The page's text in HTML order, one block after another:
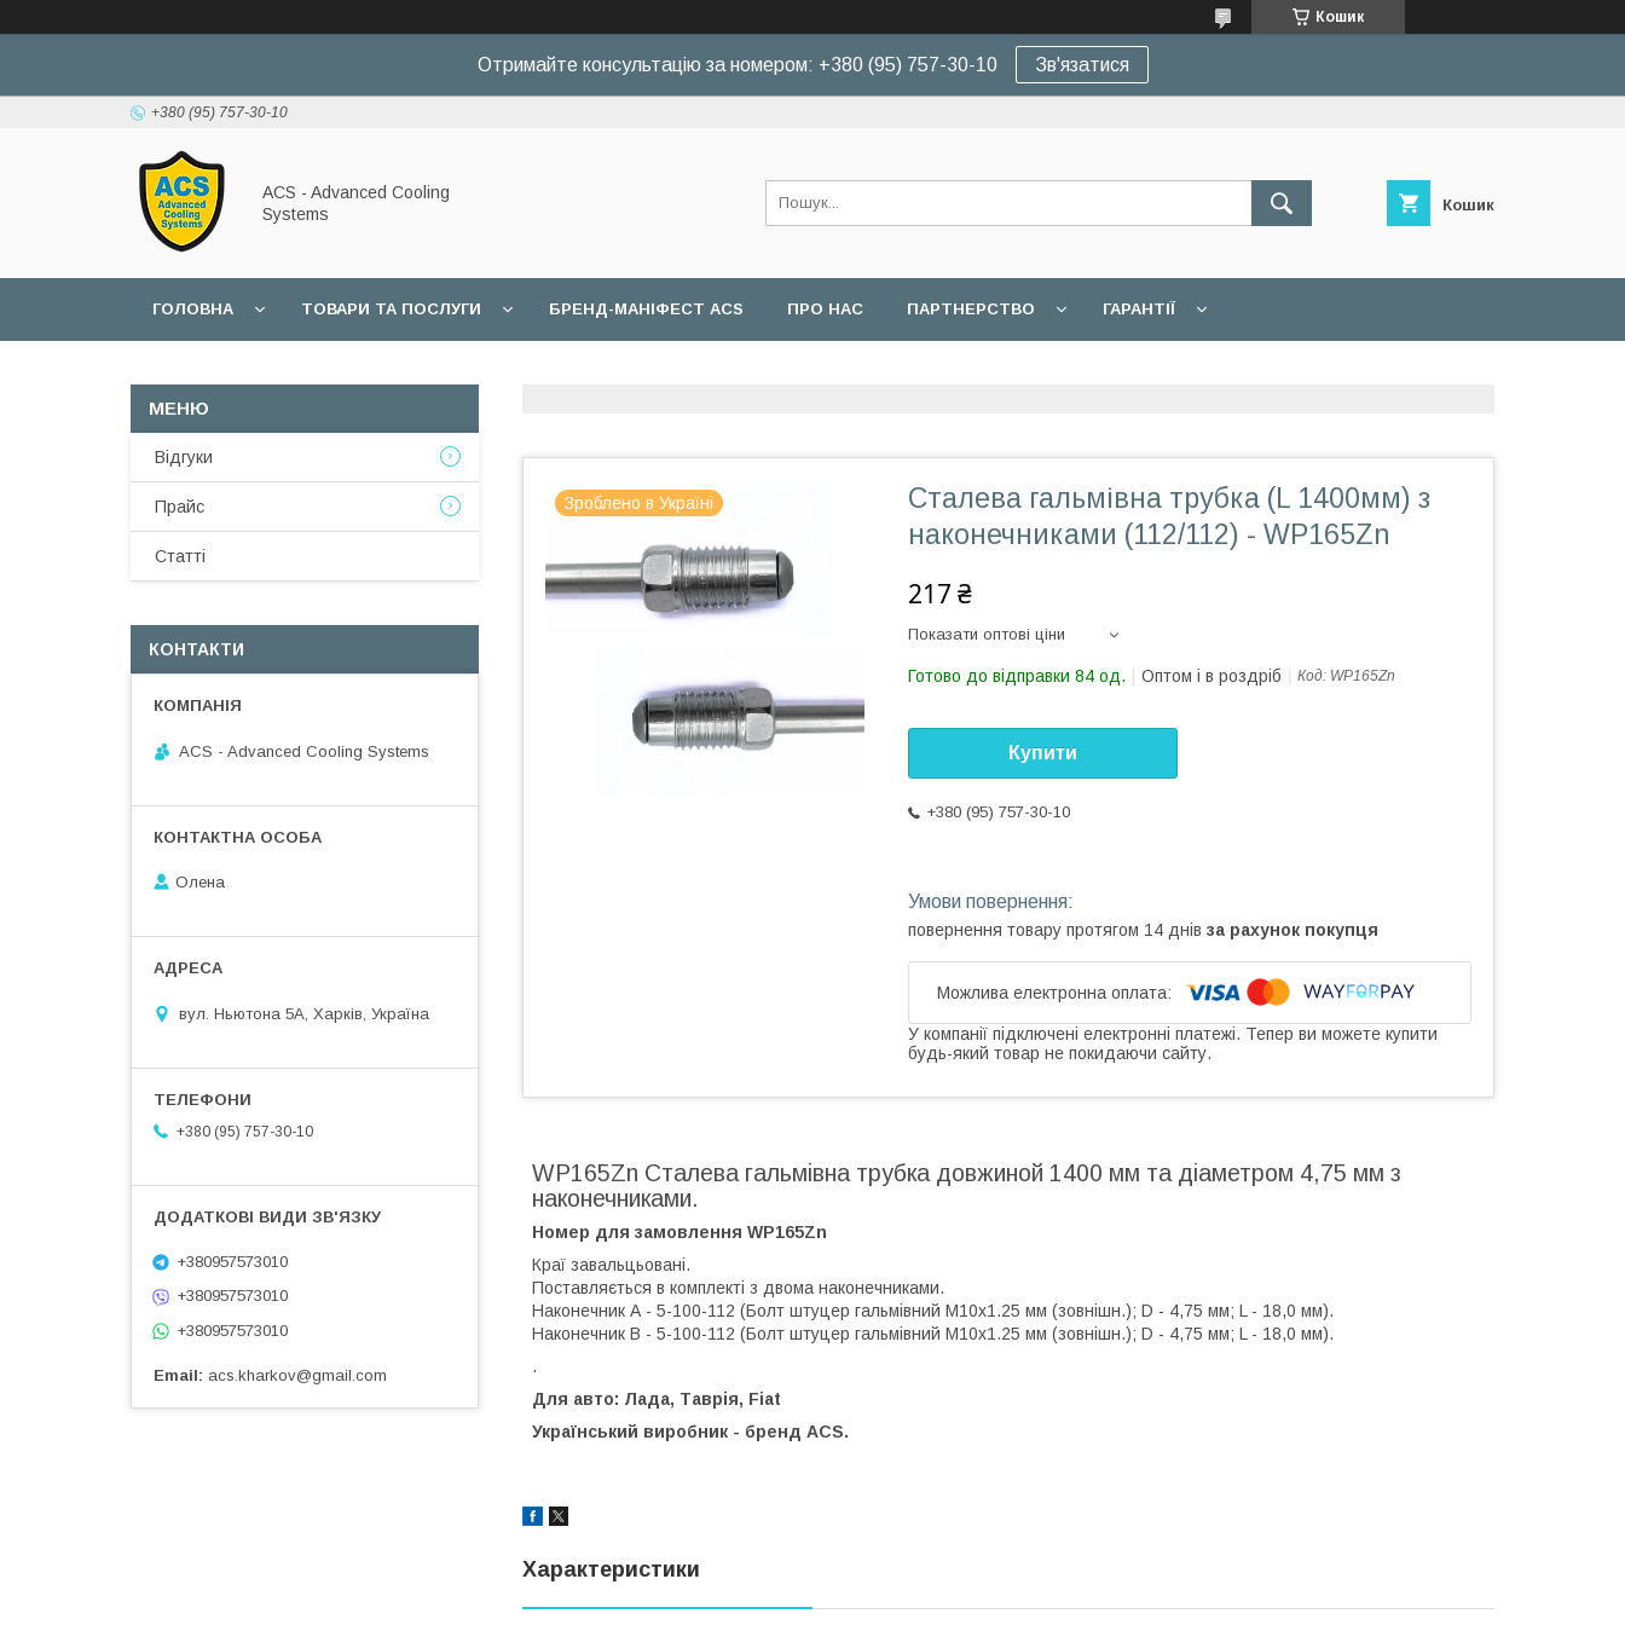
Кошик
Отримайте консультацію за номером: +380 (95) 757-30-10 Зв'язатися
+380 (95) 757-30-10
ACS - Advanced Cooling
Systems
Кошик
ГОЛОВНА ТОВАРИ ТА ПОСЛУГИ БРЕНД-МАНІФЕСТ ACS ПРО НАС ПАРТНЕРСТВО ГАРАНТІЇ
Зроблено в Україні
Сталева гальмівна трубка (L 1400мм) з
наконечниками (112/112) - WP165Zn
217 ₴
Показати оптові ціни
Готово до відправки 84 од. Оптом і в роздріб Код: WP165Zn
Купити
+380 (95) 757-30-10
повернення товару протягом 14 днів за рахунок покупця
У компанії підключені електронні платежі. Тепер ви можете купити
будь-який товар не покидаючи сайту.
WP165Zn Сталева гальмівна трубка довжиной 1400 мм та діаметром 4,75 мм з
наконечниками.
Номер для замовлення WP165Zn
Краї завальцьовані.
Поставляється в комплекті з двома наконечниками.
Наконечник А - 5-100-112 (Болт штуцер гальмівний М10х1.25 мм (зовнішн.); D - 4,75 мм; L - 18,0 мм).
Наконечник В - 5-100-112 (Болт штуцер гальмівний М10х1.25 мм (зовнішн.); D - 4,75 мм; L - 18,0 мм).
.
Для авто: Лада, Таврія, Fiat
Український виробник - бренд ACS.
Характеристики
Відгуки
Прайс
Статті
КОНТАКТИ
ACS - Advanced Cooling Systems
Олена
вул. Ньютона 5А, Харків, Україна
+380 (95) 757-30-10
+380957573010
+380957573010
+380957573010
Email acs.kharkov@gmail.com